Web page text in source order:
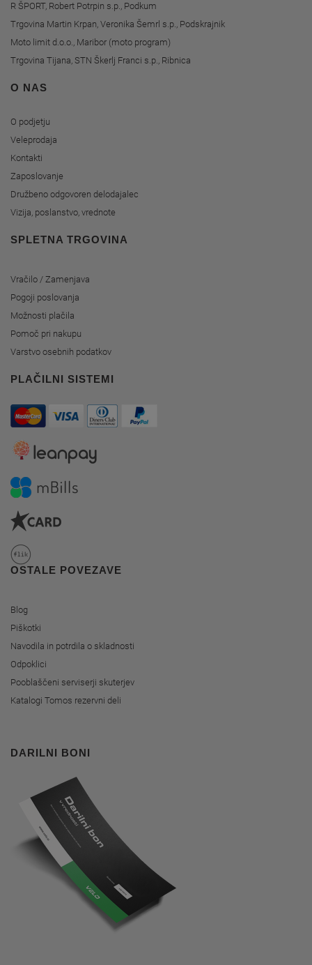
R ŠPORT, Robert Potrpin s.p., Podkum
Trgovina Martin Krpan, Veronika Šemrl s.p., Podskrajnik
Moto limit d.o.o., Maribor (moto program)
Trgovina Tijana, STN Škerlj Franci s.p., Ribnica
O NAS
O podjetju
Veleprodaja
Kontakti
Zaposlovanje
Družbeno odgovoren delodajalec
Vizija, poslanstvo, vrednote
SPLETNA TRGOVINA
Vračilo / Zamenjava
Pogoji poslovanja
Možnosti plačila
Pomoč pri nakupu
Varstvo osebnih podatkov
PLAČILNI SISTEMI
OSTALE POVEZAVE
Blog
Piškotki
Navodila in potrdila o skladnosti
Odpoklici
Pooblaščeni serviserji skuterjev
Katalogi Tomos rezervni deli
DARILNI BONI